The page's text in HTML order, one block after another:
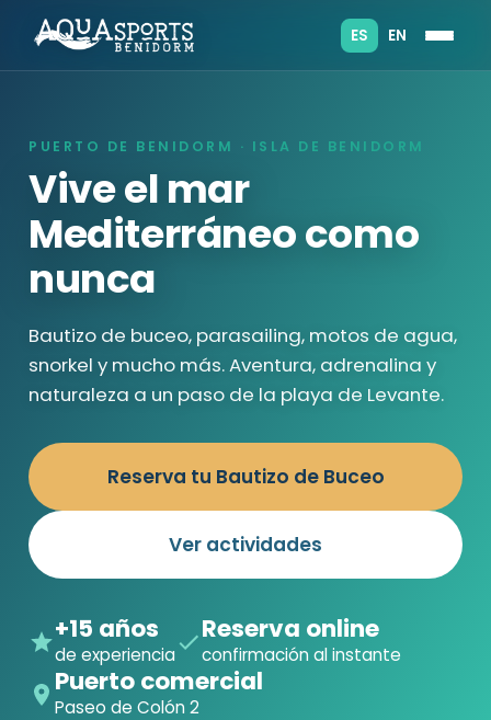
ES EN
PUERTO DE BENIDORM · ISLA DE BENIDORM
Vive el mar
Mediterráneo como
nunca
Bautizo de buceo, parasailing, motos de agua,
snorkel y mucho más. Aventura, adrenalina y
naturaleza a un paso de la playa de Levante.
Reserva tu Bautizo de Buceo
Ver actividades
+15 años
de experiencia
Reserva online
confirmación al instante
Puerto comercial
Paseo de Colón 2